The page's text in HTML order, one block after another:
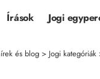
Írások Jogi
és blog> Jogi kategóriák